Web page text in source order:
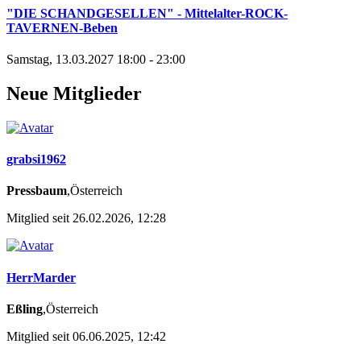
"DIE SCHANDGESELLEN" - Mittelalter-ROCK-
TAVERNEN-Beben
Samstag, 13.03.2027 18:00 - 23:00
Neue Mitglieder
grabsi1962
Pressbaum,Österreich
Mitglied seit 26.02.2026, 12:28
HerrMarder
Eßling,Österreich
Mitglied seit 06.06.2025, 12:42